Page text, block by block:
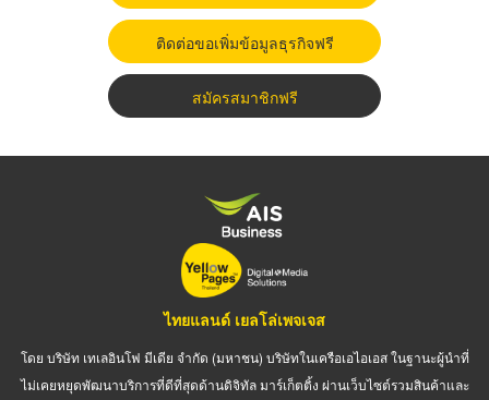
ติดต่อขอเพิ่มข้อมูลธุรกิจฟรี
สมัครสมาชิกฟรี
ไทยแลนด์ เยลโล่เพจเจส
โดย บริษัท เทเลอินโฟ มีเดีย จำกัด (มหาชน) บริษัทในเครือเอไอเอส ในฐานะผู้นำที่
ไม่เคยหยุดพัฒนาบริการที่ดีที่สุดด้านดิจิทัล มาร์เก็ตติ้ง ผ่านเว็บไซต์รวมสินค้าและ